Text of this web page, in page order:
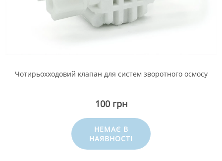
Чотирьохходовий клапан для систем зворотного осмосу
100 грн
НЕМАЄ В
НАЯВНОСТІ